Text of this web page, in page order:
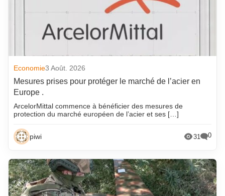
Economie3 Août. 2026
Mesures prises pour protéger le marché de l’acier en
Europe .
ArcelorMittal commence à bénéficier des mesures de
protection du marché européen de l’acier et ses […]
piwi 31 0